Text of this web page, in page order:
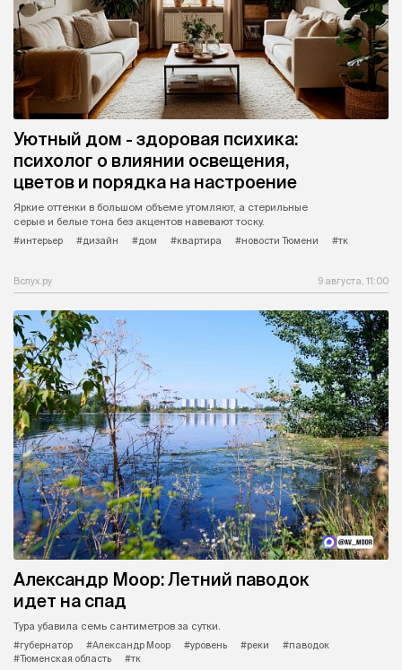
Уютный дом - здоровая психика:
психолог о влиянии освещения,
цветов и порядка на настроение
Яркие оттенки в большом объеме утомляют, а стерильные
серые и белые тона без акцентов навевают тоску.
#интерьер
#дизайн #дом #квартира #новости Тюмени #тк
Вслух.ру 9 августа, 11:00
Александр Моор: Летний паводок
идет на спад
Тура убавила семь сантиметров за сутки.
#губернатор
#Александр Моор #уровень #реки
#паводок
#Тюменская область
#тк